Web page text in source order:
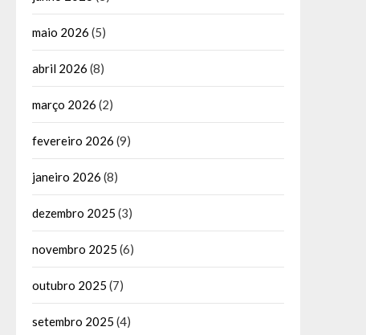
maio 2026 (5)
abril 2026 (8)
março 2026 (2)
fevereiro 2026 (9)
janeiro 2026 (8)
dezembro 2025 (3)
novembro 2025 (6)
outubro 2025 (7)
setembro 2025 (4)